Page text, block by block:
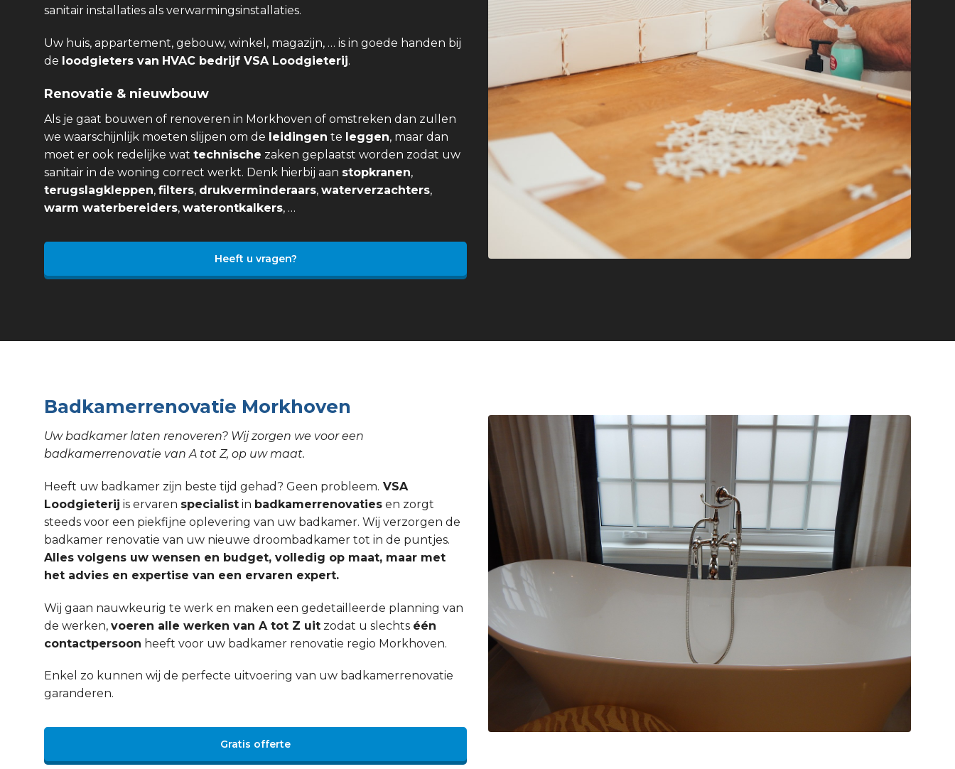
sanitair installaties als verwarmingsinstallaties.
Uw huis, appartement, gebouw, winkel, magazijn, … is in goede handen bij
de loodgieters van HVAC bedrijf VSA Loodgieterij.
Renovatie & nieuwbouw
Als je gaat bouwen of renoveren in Morkhoven of omstreken dan zullen
we waarschijnlijk moeten slijpen om de leidingen te leggen, maar dan
moet er ook redelijke wat technische zaken geplaatst worden zodat uw
sanitair in de woning correct werkt. Denk hierbij aan stopkranen,
terugslagkleppen, filters, drukverminderaars, waterverzachters,
warm waterbereiders, waterontkalkers, …
Heeft u vragen?
Badkamerrenovatie Morkhoven
Uw badkamer laten renoveren? Wij zorgen we voor een
badkamerrenovatie van A tot Z, op uw maat.
Heeft uw badkamer zijn beste tijd gehad? Geen probleem. VSA
Loodgieterij is ervaren specialist in badkamerrenovaties en zorgt
steeds voor een piekfijne oplevering van uw badkamer. Wij verzorgen de
badkamer renovatie van uw nieuwe droombadkamer tot in de puntjes.
Alles volgens uw wensen en budget, volledig op maat, maar met
het advies en expertise van een ervaren expert.
Wij gaan nauwkeurig te werk en maken een gedetailleerde planning van
de werken, voeren alle werken van A tot Z uit zodat u slechts één
contactpersoon heeft voor uw badkamer renovatie regio Morkhoven.
Enkel zo kunnen wij de perfecte uitvoering van uw badkamerrenovatie
garanderen.
Gratis offerte